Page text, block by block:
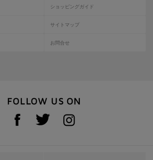
ショッピングガイド
サイトマップ
お問合せ